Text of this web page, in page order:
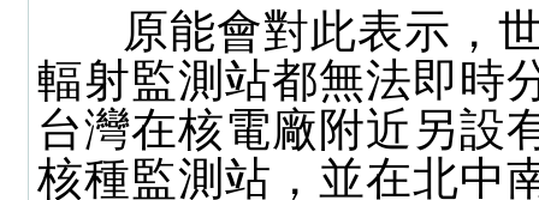
原能會對此表示，
輻射監測站都無法即時
台灣在核電廠附近另設
核種監測站，並在北中